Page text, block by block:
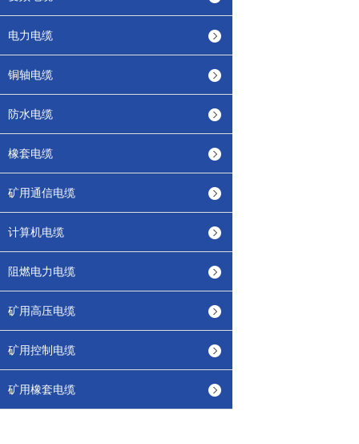
电力电缆
铜轴电缆
防水电缆
橡套电缆
矿用通信电缆
计算机电缆
阻燃电力电缆
矿用高压电缆
矿用控制电缆
矿用橡套电缆